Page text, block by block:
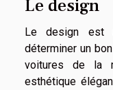
Le design
Le design est
déterminer un
voitures de la
esthétique